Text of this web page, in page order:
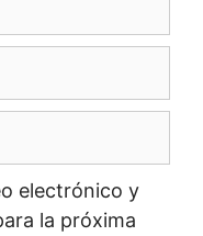
electrónico y
la próxima